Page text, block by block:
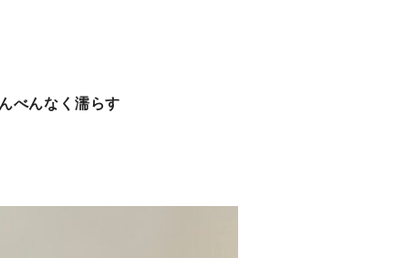
べんなく濡らす